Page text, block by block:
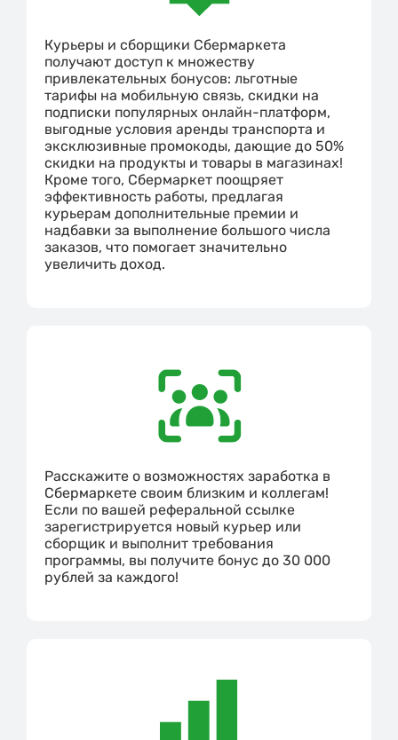
Курьеры и сборщики Сбермаркета
получают доступ к множеству
привлекательных бонусов: льготные
тарифы на мобильную связь, скидки на
подписки популярных онлайн-платформ,
выгодные условия аренды транспорта и
эксклюзивные промокоды, дающие до 50%
скидки на продукты и товары в магазинах!
Кроме того, Сбермаркет поощряет
эффективность работы, предлагая
курьерам дополнительные премии и
надбавки за выполнение большого числа
заказов, что помогает значительно
увеличить доход.
Расскажите о возможностях заработка в
Сбермаркете своим близким и коллегам!
Если по вашей реферальной ссылке
зарегистрируется новый курьер или
сборщик и выполнит требования
программы, вы получите бонус до 30 000
рублей за каждого!